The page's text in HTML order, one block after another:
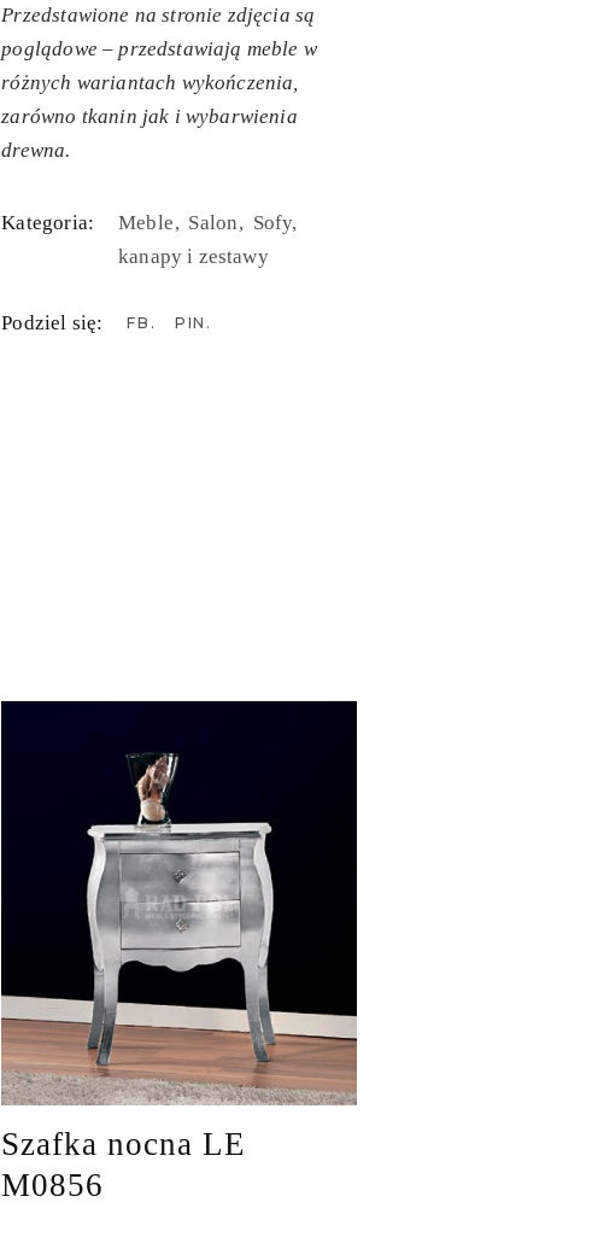
Przedstawione na stronie zdjęcia są
poglądowe – przedstawiają meble w
różnych wariantach wykończenia,
zarówno tkanin jak i wybarwienia
drewna.
Kategoria: Meble Salon Sofy,
kanapy i zestawy
Podziel się: FB PIN
Szafka nocna LE
M0856